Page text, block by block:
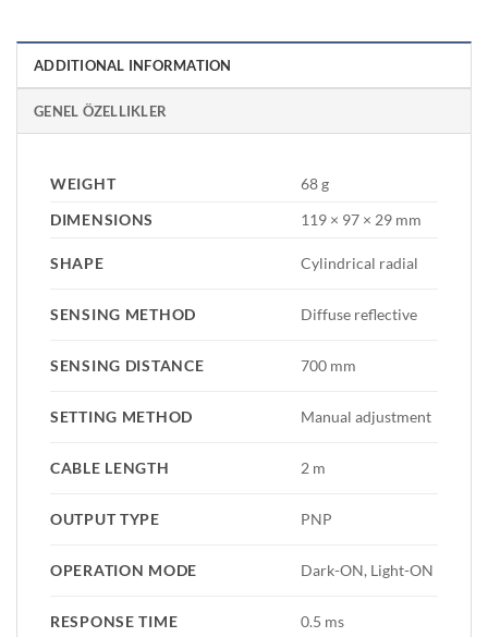
ADDITIONAL INFORMATION
GENEL ÖZELLIKLER
WEIGHT
68 g
DIMENSIONS
119 × 97 × 29 mm
SHAPE Cylindrical radial
SENSING METHOD Diffuse reflective
SENSING DISTANCE 700 mm
SETTING METHOD Manual adjustment
CABLE LENGTH 2 m
OUTPUT TYPE PNP
OPERATION MODE Dark-ON, Light-ON
RESPONSE TIME 0.5 ms